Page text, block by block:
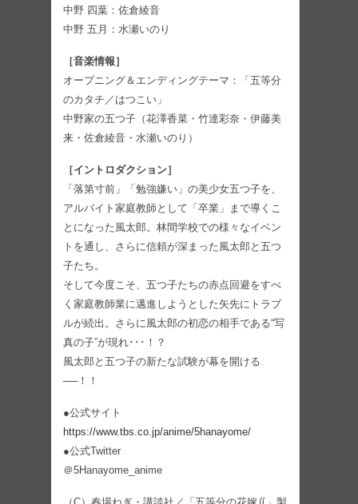
中野 四葉：佐倉綾音
中野 五月：水瀬いのり
［音楽情報］
オープニング＆エンディングテーマ：「五等分
のカタチ／はつこい」
中野家の五つ子（花澤香菜・竹達彩奈・伊藤美
来・佐倉綾音・水瀬いのり）
［イントロダクション］
「落第寸前」「勉強嫌い」の美少女五つ子を、
アルバイト家庭教師として「卒業」まで導くこ
とになった風太郎。林間学校での様々なイベン
トを通し、さらに信頼が深まった風太郎と五つ
子たち。
そして今度こそ、五つ子たちの赤点回避をすべ
く家庭教師業に邁進しようとした矢先にトラブ
ルが続出。さらに風太郎の初恋の相手である“写
真の子”が現れ･･･！？
風太郎と五つ子の新たな試験が幕を開ける
──！！
●公式サイト
https://www.tbs.co.jp/anime/5hanayome/
●公式Twitter
＠5Hanayome_anime